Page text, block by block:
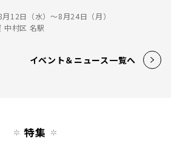
12日（水）〜8月24日（月）
中村区 名駅
イベント＆ニュース一覧へ
特集